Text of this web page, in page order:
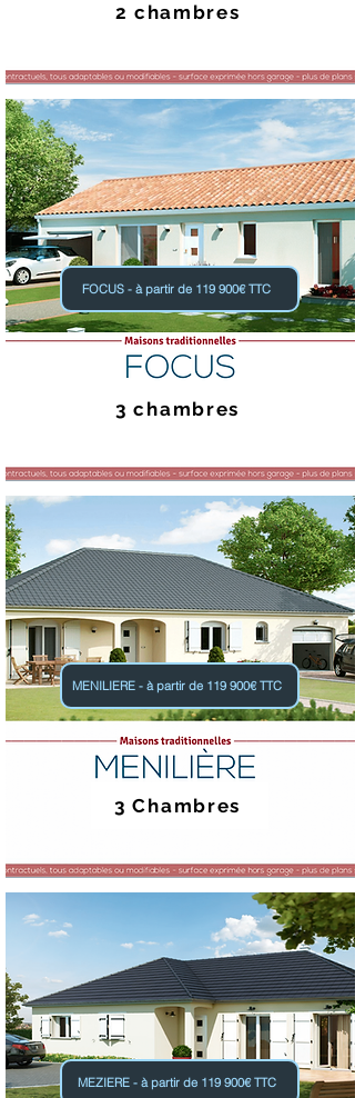
2 chambres
FOCUS - à partir de 119 900€ TTC
3 chambres
MENILIERE - à partir de 119 900€ TTC
3 Chambres
MEZIERE - à partir de 119 900€ TTC